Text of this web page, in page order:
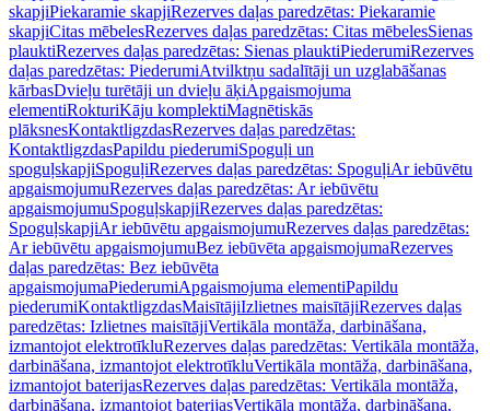
skapjiPiekaramie skapjiRezerves daļas paredzētas: Piekaramie
skapjiCitas mēbelesRezerves daļas paredzētas: Citas mēbelesSienas
plauktiRezerves daļas paredzētas: Sienas plauktiPiederumiRezerves
daļas paredzētas: PiederumiAtvilktņu sadalītāji un uzglabāšanas
kārbasDvieļu turētāji un dvieļu āķiApgaismojuma
elementiRokturiKāju komplektiMagnētiskās
plāksnesKontaktligzdasRezerves daļas paredzētas:
KontaktligzdasPapildu piederumiSpoguļi un
spoguļskapjiSpoguļiRezerves daļas paredzētas: SpoguļiAr iebūvētu
apgaismojumuRezerves daļas paredzētas: Ar iebūvētu
apgaismojumuSpoguļskapjiRezerves daļas paredzētas:
SpoguļskapjiAr iebūvētu apgaismojumuRezerves daļas paredzētas:
Ar iebūvētu apgaismojumuBez iebūvēta apgaismojumaRezerves
daļas paredzētas: Bez iebūvēta
apgaismojumaPiederumiApgaismojuma elementiPapildu
piederumiKontaktligzdasMaisītājiIzlietnes maisītājiRezerves daļas
paredzētas: Izlietnes maisītājiVertikāla montāža, darbināšana,
izmantojot elektrotīkluRezerves daļas paredzētas: Vertikāla montāža,
darbināšana, izmantojot elektrotīkluVertikāla montāža, darbināšana,
izmantojot baterijasRezerves daļas paredzētas: Vertikāla montāža,
darbināšana, izmantojot baterijasVertikāla montāža, darbināšana,